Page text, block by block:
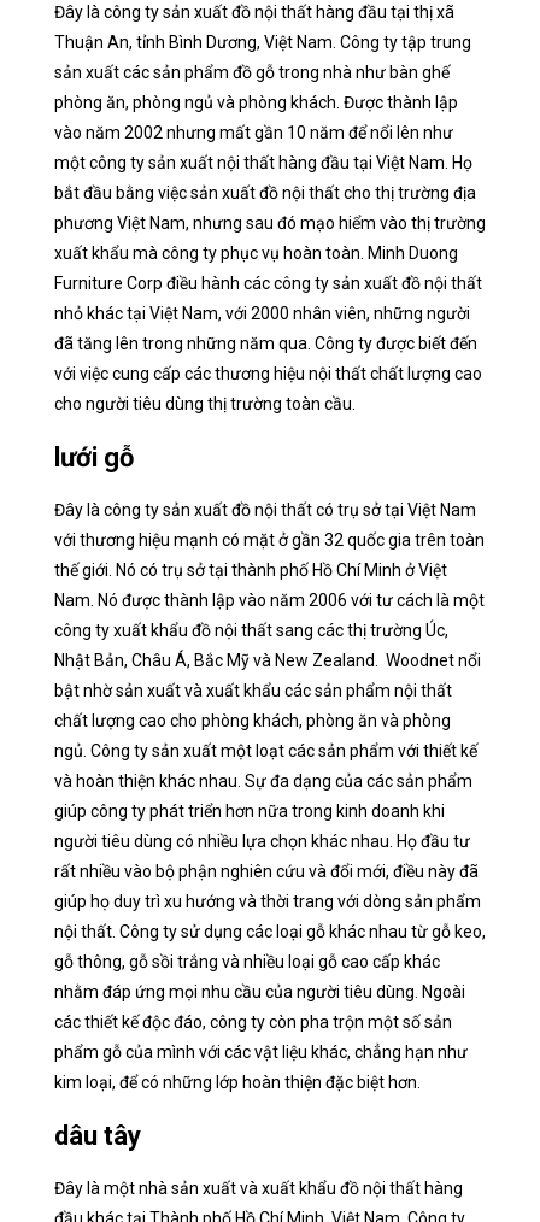
Đây là công ty sản xuất đồ nội thất hàng đầu tại thị xã
Thuận An, tỉnh Bình Dương, Việt Nam. Công ty tập trung
sản xuất các sản phẩm đồ gỗ trong nhà như bàn ghế
phòng ăn, phòng ngủ và phòng khách. Được thành lập
vào năm 2002 nhưng mất gần 10 năm để nổi lên như
một công ty sản xuất nội thất hàng đầu tại Việt Nam. Họ
bắt đầu bằng việc sản xuất đồ nội thất cho thị trường địa
phương Việt Nam, nhưng sau đó mạo hiểm vào thị trường
xuất khẩu mà công ty phục vụ hoàn toàn. Minh Duong
Furniture Corp điều hành các công ty sản xuất đồ nội thất
nhỏ khác tại Việt Nam, với 2000 nhân viên, những người
đã tăng lên trong những năm qua. Công ty được biết đến
với việc cung cấp các thương hiệu nội thất chất lượng cao
cho người tiêu dùng thị trường toàn cầu.
lưới gỗ
Đây là công ty sản xuất đồ nội thất có trụ sở tại Việt Nam
với thương hiệu mạnh có mặt ở gần 32 quốc gia trên toàn
thế giới. Nó có trụ sở tại thành phố Hồ Chí Minh ở Việt
Nam. Nó được thành lập vào năm 2006 với tư cách là một
công ty xuất khẩu đồ nội thất sang các thị trường Úc,
Nhật Bản, Châu Á, Bắc Mỹ và New Zealand.
Woodnet nổi
bật nhờ sản xuất và xuất khẩu các sản phẩm nội thất
chất lượng cao cho phòng khách, phòng ăn và phòng
ngủ. Công ty sản xuất một loạt các sản phẩm với thiết kế
và hoàn thiện khác nhau. Sự đa dạng của các sản phẩm
giúp công ty phát triển hơn nữa trong kinh doanh khi
người tiêu dùng có nhiều lựa chọn khác nhau. Họ đầu tư
rất nhiều vào bộ phận nghiên cứu và đổi mới, điều này đã
giúp họ duy trì xu hướng và thời trang với dòng sản phẩm
nội thất. Công ty sử dụng các loại gỗ khác nhau từ gỗ keo,
gỗ thông, gỗ sồi trắng và nhiều loại gỗ cao cấp khác
nhằm đáp ứng mọi nhu cầu của người tiêu dùng. Ngoài
các thiết kế độc đáo, công ty còn pha trộn một số sản
phẩm gỗ của mình với các vật liệu khác, chẳng hạn như
kim loại, để có những lớp hoàn thiện đặc biệt hơn.
dâu tây
Đây là một nhà sản xuất và xuất khẩu đồ nội thất hàng
đầu khác tại Thành phố Hồ Chí Minh, Việt Nam. Công ty